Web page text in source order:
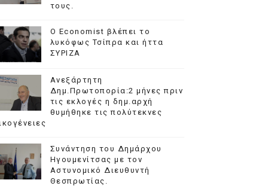
τους.
Ο Economist βλέπει το
λυκόφως Τσίπρα και ήττα
ΣΥΡΙΖΑ
Ανεξάρτητη
Δημ.Πρωτοπορία:2 μήνες πριν
τις εκλογές η δημ.αρχή
θυμήθηκε τις πολύτεκνες
Συνάντηση του Δημάρχου
Ηγουμενίτσας με τον
Αστυνομικό Διευθυντή
Θεσπρωτίας.